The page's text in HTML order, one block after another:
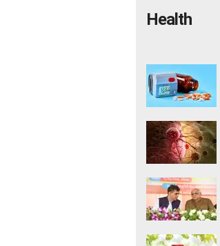
Health